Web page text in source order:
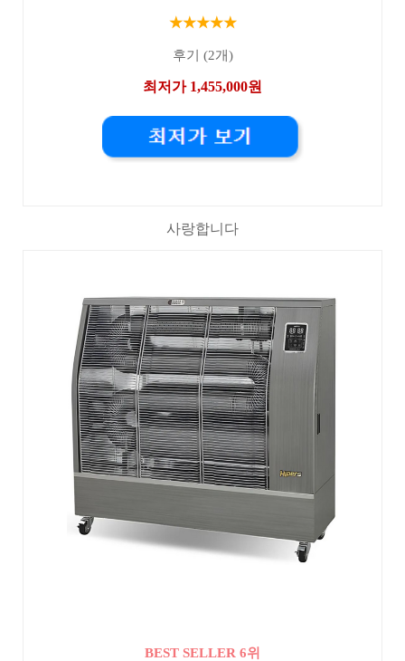
★★★★★
후기 (2개)
최저가 1,455,000원
사랑합니다
BEST SELLER 6위